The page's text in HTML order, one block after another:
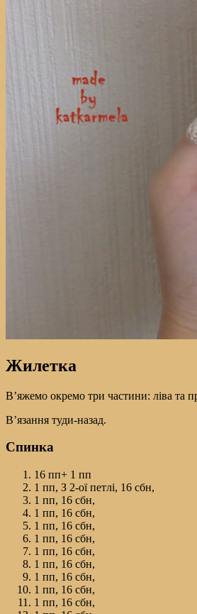
Жилетка
В’яжемо окремо три частини: ліва та
В’язання туди-назад.
Спинка
16 пп+ 1 пп
1 пп, З 2-ої петлі, 16 сбн,
1 пп, 16 сбн,
1 пп, 16 сбн,
1 пп, 16 сбн,
1 пп, 16 сбн,
1 пп, 16 сбн,
1 пп, 16 сбн,
1 пп, 16 сбн,
1 пп, 16 сбн,
1 пп, 16 сбн,